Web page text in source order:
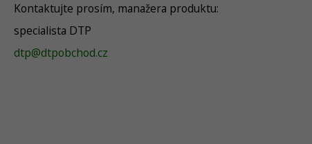
Kontaktujte prosím, manažera produktu:
specialista DTP
dtp@dtpobchod.cz